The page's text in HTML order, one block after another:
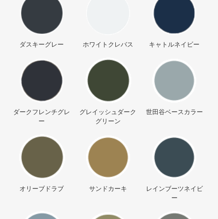
ダスキーグレー ホワイトクレバス キャトルネイビー
ダークフレンチグレ
ー
グレイッシュダーク
グリーン
世田谷ベースカラー
オリーブドラブ サンドカーキ
レインブーツネイビ
ー